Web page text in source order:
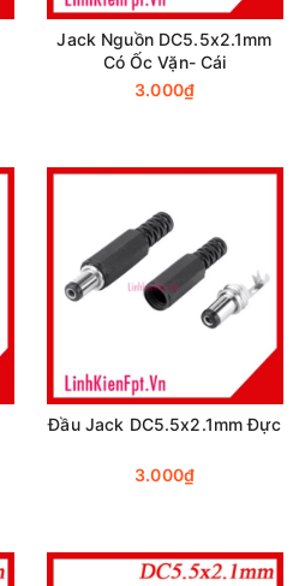
Jack Nguồn DC5.5x2.1mm
Có Ốc Vặn- Cái
3.000₫
Đầu Jack DC5.5x2.1mm Đực
3.000₫